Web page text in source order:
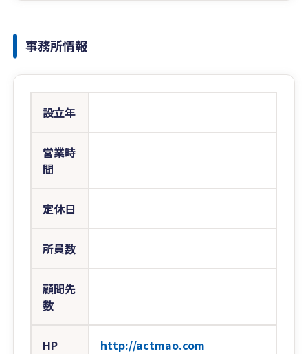
事務所情報
設立年
営業時
間
定休日
所員数
顧問先
数
HP http://actmao.com